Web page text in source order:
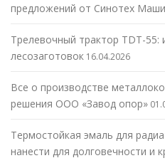
предложений от Синотех
Трелевочный трактор TDT-
лесозаготовок 16.04.2026
Все о производстве
решения ООО «Завод опор»
Термостойкая эмаль для
нанести для долговечности и